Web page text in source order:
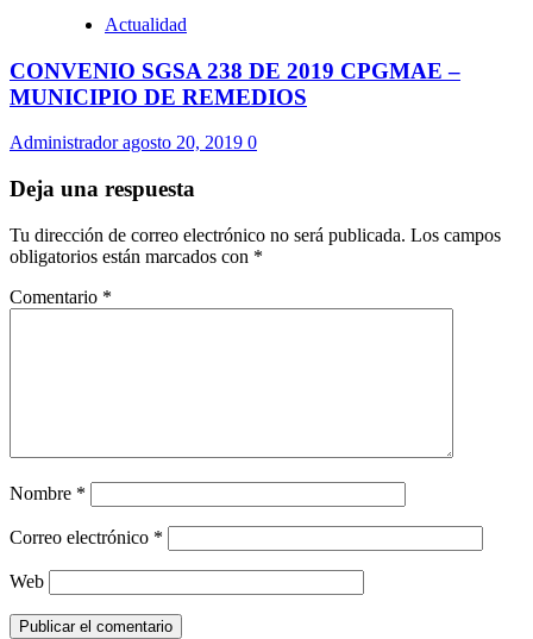
Actualidad
CONVENIO SGSA 238 DE 2019 CPGMAE –
MUNICIPIO DE REMEDIOS
Administradoragosto 20, 2019 0
Deja una respuesta
Tu dirección de correo electrónico no será publicada. Los campos
obligatorios están marcados con *
Comentario *
Nombre *
Correo electrónico *
Web